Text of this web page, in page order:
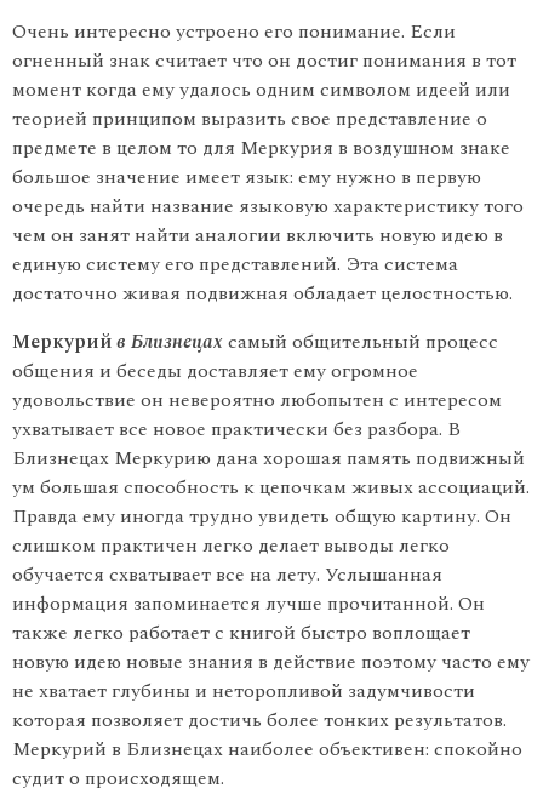
Очень интересно устроено его понимание. Если
огненный знак считает что он достиг понимания в тот
момент когда ему удалось одним символом идеей или
теорией принципом выразить свое представление о
предмете в целом то для Меркурия в воздушном знаке
большое значение имеет язык: ему нужно в первую
очередь найти название языковую характеристику того
чем он занят найти ана­логии включить новую идею в
единую систему его представлений. Эта система
достаточно живая подвижная обладает целостностью.
Меркурийв Близнецахсамый общительный процесс
общения и беседы доставляет ему огромное
удовольствие он невероятно любо­пытен с интересом
ухватывает все новое практически без разбора. В
Близнецах Меркурию дана хорошая память подвижный
ум боль­шая способность к цепочкам живых ассоциаций.
Правда ему иногда трудно увидеть общую картину. Он
слишком практичен легко делает выводы легко
обучается схватывает все на лету. Услышанная
информация запоминается лучше прочитанной. Он
также легко работает с книгой быстро воплощает
новую идею новые знания в действие поэтому часто ему
не хватает глубины и неторопливой задумчивости
которая позволяет достичь более тонких результатов.
Меркурий в Близнецах наиболее объективен: спокойно
судит о происходящем.